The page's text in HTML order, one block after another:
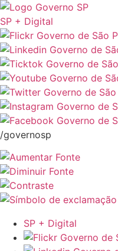
SP + Digital
/governosp
SP + Digital